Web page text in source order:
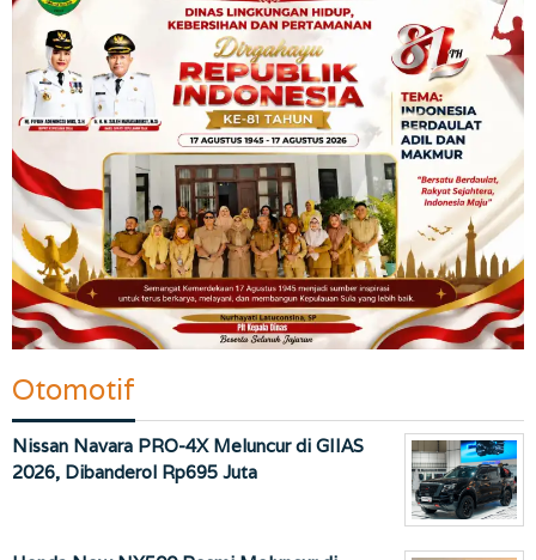
Otomotif
Nissan Navara PRO-4X Meluncur di GIIAS
2026, Dibanderol Rp695 Juta